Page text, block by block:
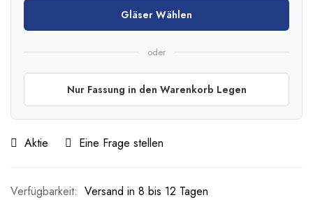
Gläser Wählen
oder
Nur Fassung in den Warenkorb Legen
Aktie Eine Frage stellen
Versand in 8 bis 12 Tagen